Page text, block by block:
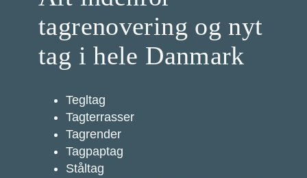
tagrenovering og nyt
tag i hele Danmark
Tegltag
Tagterrasser
Tagrender
Tagpaptag
Ståltag